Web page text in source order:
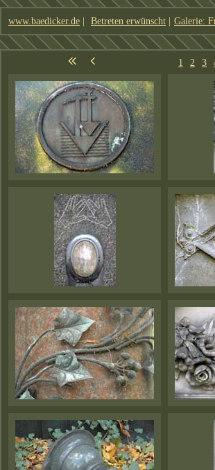
www.baedicker.de | Betreten erwünscht | Galerie:
1 2 3